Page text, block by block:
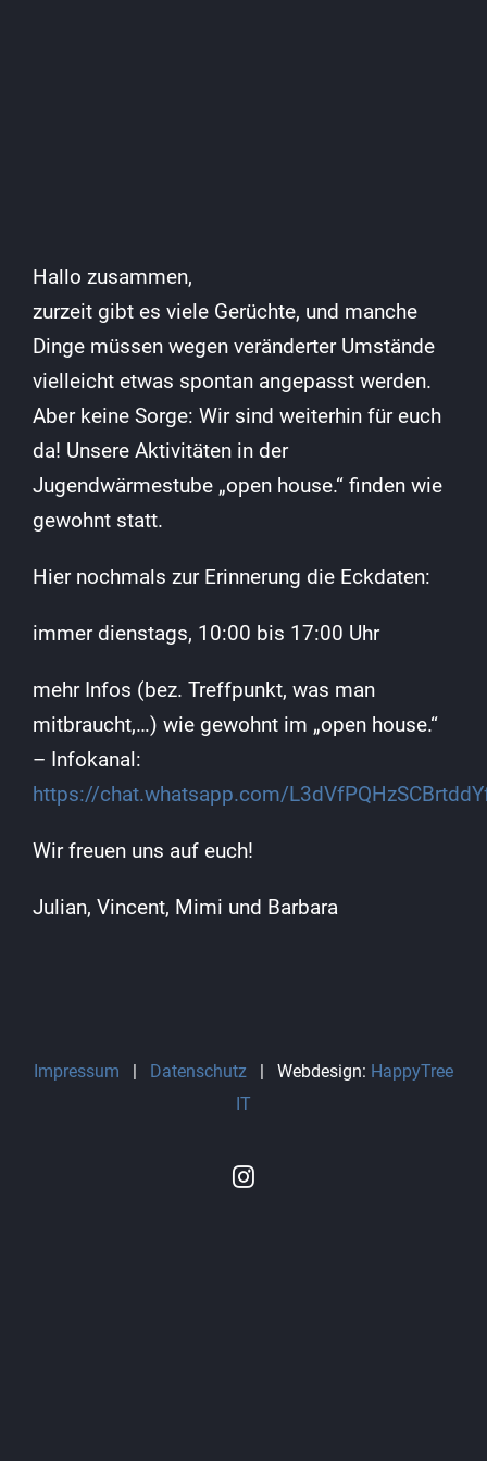
Hallo zusammen,
zurzeit gibt es viele Gerüchte, und manche
Dinge müssen wegen veränderter Umstände
vielleicht etwas spontan angepasst werden.
Aber keine Sorge: Wir sind weiterhin für euch
da! Unsere Aktivitäten in der
Jugendwärmestube „open house.“ finden wie
gewohnt statt.
Hier nochmals zur Erinnerung die Eckdaten:
immer dienstags, 10:00 bis 17:00 Uhr
mehr Infos (bez. Treffpunkt, was man
mitbraucht,…) wie gewohnt im „open house.“
– Infokanal:
https://chat.whatsapp.com/
Wir freuen uns auf euch!
Julian, Vincent, Mimi und Barbara
Impressum | Datenschutz | Webdesign: HappyTree
IT
Instagram